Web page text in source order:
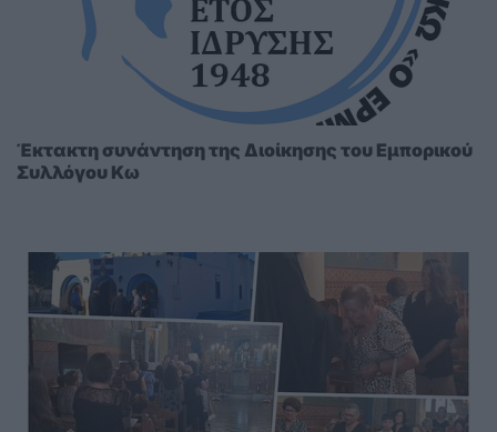
Έκτακτη συνάντηση της Διοίκησης του Εμπορικού
Συλλόγου Κω